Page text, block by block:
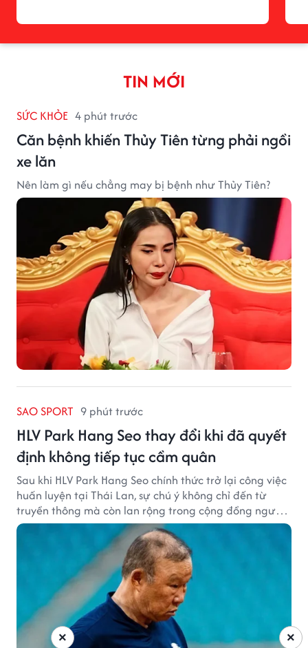
TIN MỚI
SỨC KHỎE 4 phút trước
Căn bệnh khiến Thủy Tiên từng phải ngồi
xe lăn
Nên làm gì nếu chẳng may bị bệnh như Thủy Tiên?
SAO SPORT 9 phút trước
HLV Park Hang Seo thay đổi khi đã quyết
định không tiếp tục cầm quân
Sau khi HLV Park Hang Seo chính thức trở lại công việc
huấn luyện tại Thái Lan, sự chú ý không chỉ đến từ
truyền thông mà còn lan rộng trong cộng đồng người
hâm mộ bóng đá nước này.
×
×